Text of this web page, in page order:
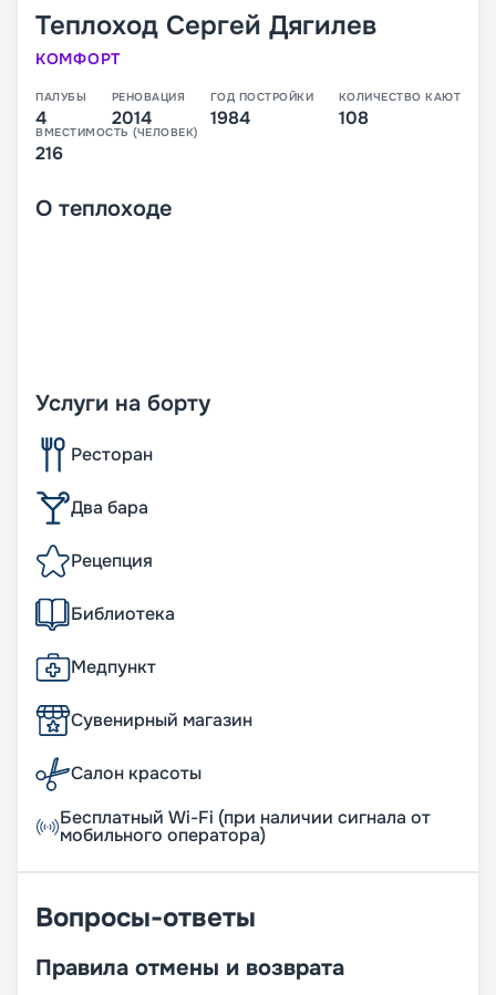
Теплоход Сергей Дягилев
КОМФОРТ
ПАЛУБЫ
4
РЕНОВАЦИЯ
2014
ГОД ПОСТРОЙКИ
1984
КОЛИЧЕСТВО КАЮТ
108
ВМЕСТИМОСТЬ (ЧЕЛОВЕК)
216
О теплоходе
Услуги на борту
Ресторан
Два бара
Рецепция
Библиотека
Медпункт
Сувенирный магазин
Салон красоты
Бесплатный Wi-Fi (при наличии сигнала от
мобильного оператора)
Вопросы-ответы
Правила отмены и возврата